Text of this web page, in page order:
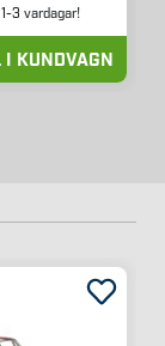
3 vardagar!
I KUNDVAGN